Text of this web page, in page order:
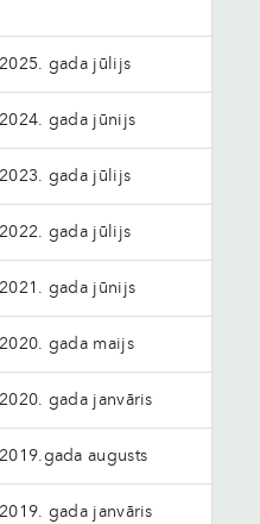
2025. gada jūlijs
2024. gada jūnijs
2023. gada jūlijs
2022. gada jūlijs
2021. gada jūnijs
2020. gada maijs
2020. gada janvāris
2019.gada augusts
2019. gada janvāris